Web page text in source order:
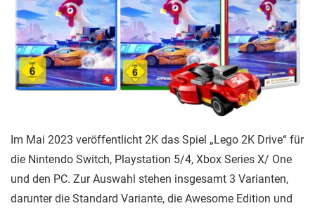
Im Mai 2023 veröffentlicht 2K das Spiel „Lego 2K Drive“ für
die Nintendo Switch, Playstation 5/4, Xbox Series X/ One
und den PC. Zur Auswahl stehen insgesamt 3 Varianten,
darunter die Standard Variante, die Awesome Edition und